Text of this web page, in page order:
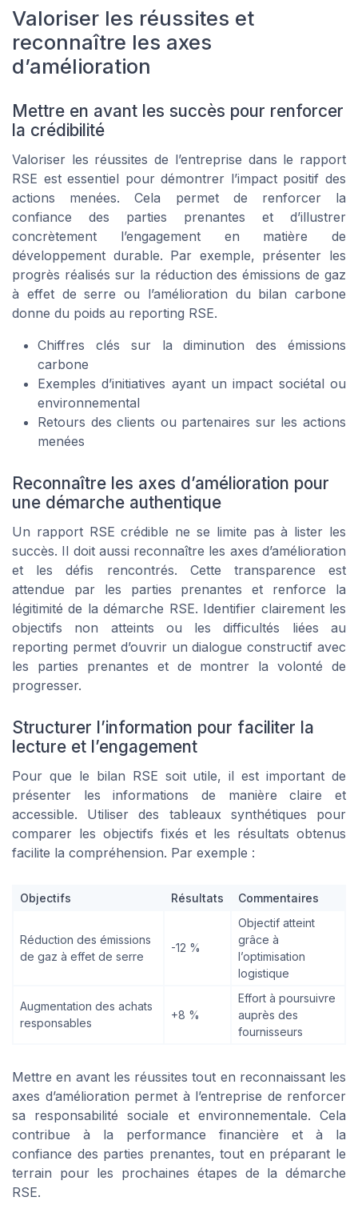
Valoriser les réussites et
reconnaître les axes
d’amélioration
Mettre en avant les succès pour renforcer
la crédibilité
Valoriser les réussites de l’entreprise dans le rapport
RSE est essentiel pour démontrer l’impact positif des
actions menées. Cela permet de renforcer la
confiance des parties prenantes et d’illustrer
concrètement l’engagement en matière de
développement durable. Par exemple, présenter les
progrès réalisés sur la réduction des émissions de gaz
à effet de serre ou l’amélioration du bilan carbone
donne du poids au reporting RSE.
Chiffres clés sur la diminution des émissions
carbone
Exemples d’initiatives ayant un impact sociétal ou
environnemental
Retours des clients ou partenaires sur les actions
menées
Reconnaître les axes d’amélioration pour
une démarche authentique
Un rapport RSE crédible ne se limite pas à lister les
succès. Il doit aussi reconnaître les axes d’amélioration
et les défis rencontrés. Cette transparence est
attendue par les parties prenantes et renforce la
légitimité de la démarche RSE. Identifier clairement les
objectifs non atteints ou les difficultés liées au
reporting permet d’ouvrir un dialogue constructif avec
les parties prenantes et de montrer la volonté de
progresser.
Structurer l’information pour faciliter la
lecture et l’engagement
Pour que le bilan RSE soit utile, il est important de
présenter les informations de manière claire et
accessible. Utiliser des tableaux synthétiques pour
comparer les objectifs fixés et les résultats obtenus
facilite la compréhension. Par exemple :
Objectifs Résultats Commentaires
Réduction des émissions
de gaz à effet de serre
-12 %
Objectif atteint
grâce à
l’optimisation
logistique
Augmentation des achats
responsables
+8 %
Effort à poursuivre
auprès des
fournisseurs
Mettre en avant les réussites tout en reconnaissant les
axes d’amélioration permet à l’entreprise de renforcer
sa responsabilité sociale et environnementale. Cela
contribue à la performance financière et à la
confiance des parties prenantes, tout en préparant le
terrain pour les prochaines étapes de la démarche
RSE.